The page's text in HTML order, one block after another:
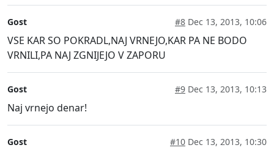
Gost #8 Dec 13, 2013, 10:06
VSE KAR SO POKRADL,NAJ VRNEJO,KAR PA NE BODO
VRNILI,PA NAJ ZGNIJEJO V ZAPORU
Gost #9 Dec 13, 2013, 10:13
Naj vrnejo denar!
Gost #10 Dec 13, 2013, 10:30